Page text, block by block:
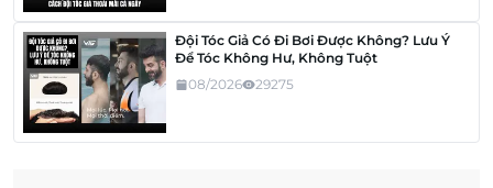
Đội Tóc Giả Có Đi Bơi Được Không? Lưu Ý
Để Tóc Không Hư, Không Tuột
08/2026
29275